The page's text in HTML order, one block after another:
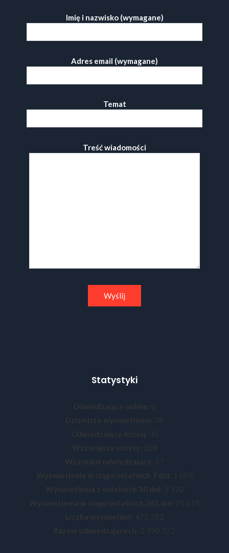
Imię i nazwisko (wymagane)
Adres email (wymagane)
Temat
Treść wiadomości
Statystyki
Odwiedzający online: 0
Dzisiejsze wyświetlenia:
38
Odwiedzający dzisiaj:
30
Wczorajsze wizyty:
108
Wczorajsi odwiedzający: 67
Wyświetlenia w ciągu ostatnich 7 dni:
1 009
Wyświetlenia z ostatnich 30 dni:
5 320
Wyświetlenia w ciągu ostatnich 365 dni: 75 015
Liczba wyświetleń: 475 282
Razem odwiedzających:
2 390 772